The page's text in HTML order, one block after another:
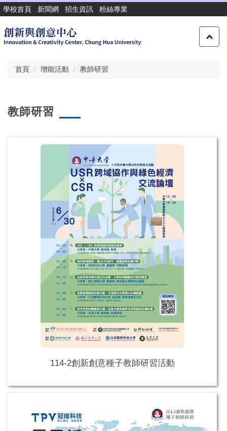
跳
到
主
要
學校首頁 新聞網 招生資訊 粉絲專業
首頁 增能活動 教師研習
教師研習
114-2創新創意種子教師研習活動